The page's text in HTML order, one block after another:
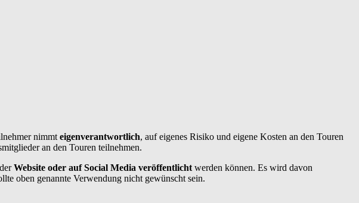
nimmt eigenverantwortlich, auf eigenes Risiko und eigene Kosten an den Touren
an den Touren teilnehmen.
Website oder auf Social Media veröffentlicht werden können. Es wird davon
oben genannte Verwendung nicht gewünscht sein.